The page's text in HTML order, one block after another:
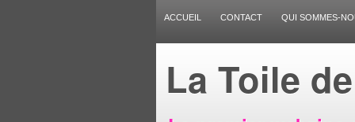
ACCUEIL CONTACT QUI SOMMES-
La Toile